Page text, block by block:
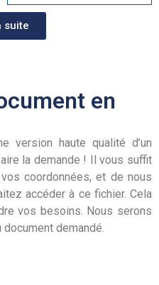
suite
en
version haute qualité d’un
la demande ! Il vous suffit
coordonnées, et de nous
accéder à ce fichier. Cela
vos besoins. Nous serons
demandé.